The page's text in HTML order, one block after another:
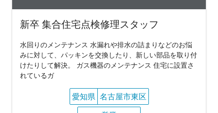
新卒 集合住宅点検修理スタッフ
水回りのメンテナンス 水漏れや排水の詰まりなどのお悩
みに対して、パッキンを交換したり、新しい部品を取り付
けたりして解決。 ガス機器のメンテナンス 住宅に設置さ
れているガ
愛知県 名古屋市東区